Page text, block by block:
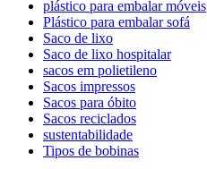
plástico para embalar móveis
Plástico para embalar sofá
Saco de lixo
Saco de lixo hospitalar
sacos em polietileno
Sacos impressos
Sacos para óbito
Sacos reciclados
sustentabilidade
Tipos de bobinas